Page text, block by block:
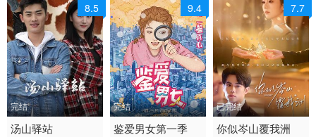
8.5
完结
2022 / 大陆 / 国语
汤山驿站
9.4
完结
2020 / 大陆 / 国语
鉴爱男女第一季
7.7
已完结
2026 / 中国大陆 /
你似岑山覆我洲